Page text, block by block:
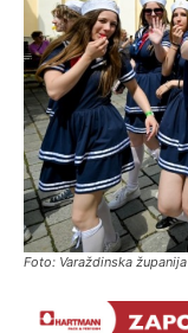
Foto: Varaždinska županija